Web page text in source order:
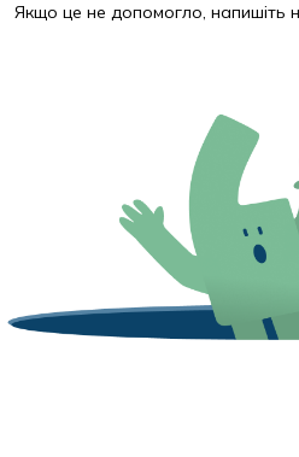
Якщо це не допомогло, напишіть